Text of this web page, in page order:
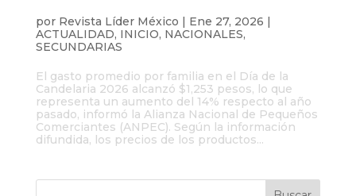
por Revista Líder México | Ene 27, 2026 |
ACTUALIDAD, INICIO, NACIONALES,
SECUNDARIAS
El gasto promedio por familia en el Día de la
Candelaria 2026 alcanzó $1,253 pesos, lo que
representa un aumento del 14% respecto al año
pasado, informó la Alianza Nacional de Pequeños
Comerciantes (ANPEC). Según la información
difundida, los precios de los productos...